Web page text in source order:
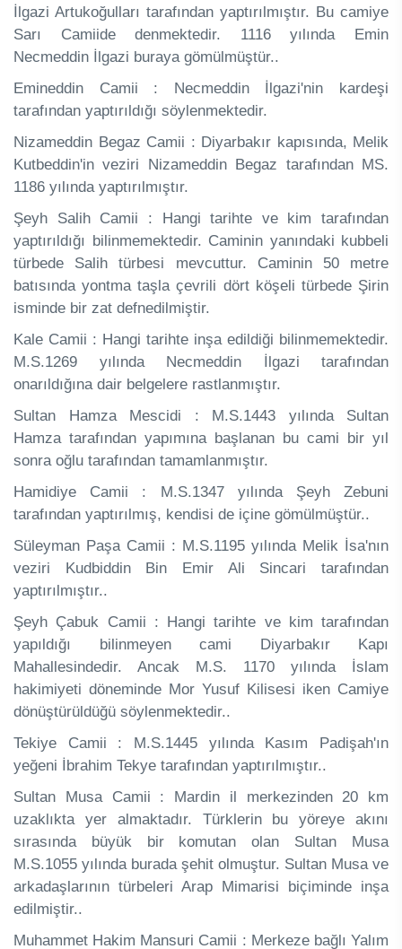
İlgazi Artukoğulları tarafından yaptırılmıştır. Bu camiye
Sarı Camiide denmektedir. 1116 yılında Emin
Necmeddin İlgazi buraya gömülmüştür..
Emineddin Camii : Necmeddin İlgazi'nin kardeşi
tarafından yaptırıldığı söylenmektedir.
Nizameddin Begaz Camii : Diyarbakır kapısında, Melik
Kutbeddin'in veziri Nizameddin Begaz tarafından MS.
1186 yılında yaptırılmıştır.
Şeyh Salih Camii : Hangi tarihte ve kim tarafından
yaptırıldığı bilinmemektedir. Caminin yanındaki kubbeli
türbede Salih türbesi mevcuttur. Caminin 50 metre
batısında yontma taşla çevrili dört köşeli türbede Şirin
isminde bir zat defnedilmiştir.
Kale Camii : Hangi tarihte inşa edildiği bilinmemektedir.
M.S.1269 yılında Necmeddin İlgazi tarafından
onarıldığına dair belgelere rastlanmıştır.
Sultan Hamza Mescidi : M.S.1443 yılında Sultan
Hamza tarafından yapımına başlanan bu cami bir yıl
sonra oğlu tarafından tamamlanmıştır.
Hamidiye Camii : M.S.1347 yılında Şeyh Zebuni
tarafından yaptırılmış, kendisi de içine gömülmüştür..
Süleyman Paşa Camii : M.S.1195 yılında Melik İsa'nın
veziri Kudbiddin Bin Emir Ali Sincari tarafından
yaptırılmıştır..
Şeyh Çabuk Camii : Hangi tarihte ve kim tarafından
yapıldığı bilinmeyen cami Diyarbakır Kapı
Mahallesindedir. Ancak M.S. 1170 yılında İslam
hakimiyeti döneminde Mor Yusuf Kilisesi iken Camiye
dönüştürüldüğü söylenmektedir..
Tekiye Camii : M.S.1445 yılında Kasım Padişah'ın
yeğeni İbrahim Tekye tarafından yaptırılmıştır..
Sultan Musa Camii : Mardin il merkezinden 20 km
uzaklıkta yer almaktadır. Türklerin bu yöreye akını
sırasında büyük bir komutan olan Sultan Musa
M.S.1055 yılında burada şehit olmuştur. Sultan Musa ve
arkadaşlarının türbeleri Arap Mimarisi biçiminde inşa
edilmiştir..
Muhammet Hakim Mansuri Camii : Merkeze bağlı Yalım